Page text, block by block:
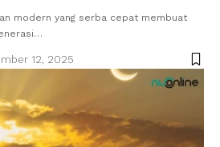
modern yang serba cepat membuat
12, 2025